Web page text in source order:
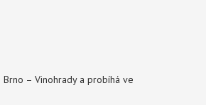
– Vinohrady a probíhá ve